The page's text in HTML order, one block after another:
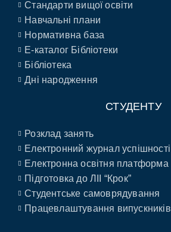
Стандарти вищої освіти
Навчальні плани
Нормативна база
E-каталог Бібліотеки
Бібліотека
Дні народження
СТУДЕНТУ
Розклад занять
Електронний журнал успішності
Електронна освітня платформа
Підготовка до ЛІІ “Крок”
Студентське самоврядування
Працевлаштування випускників